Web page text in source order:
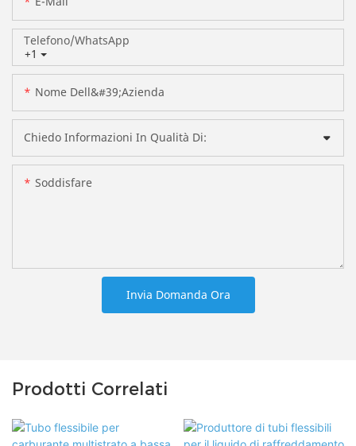
+1
Telefono/WhatsApp
Nome Dell&#39;azienda
Chiedo Informazioni In Qualità Di:
Soddisfare
Invia Domanda Ora
Prodotti Correlati